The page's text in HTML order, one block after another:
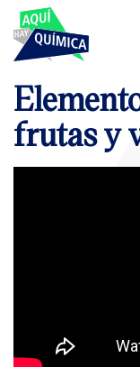
frutas y